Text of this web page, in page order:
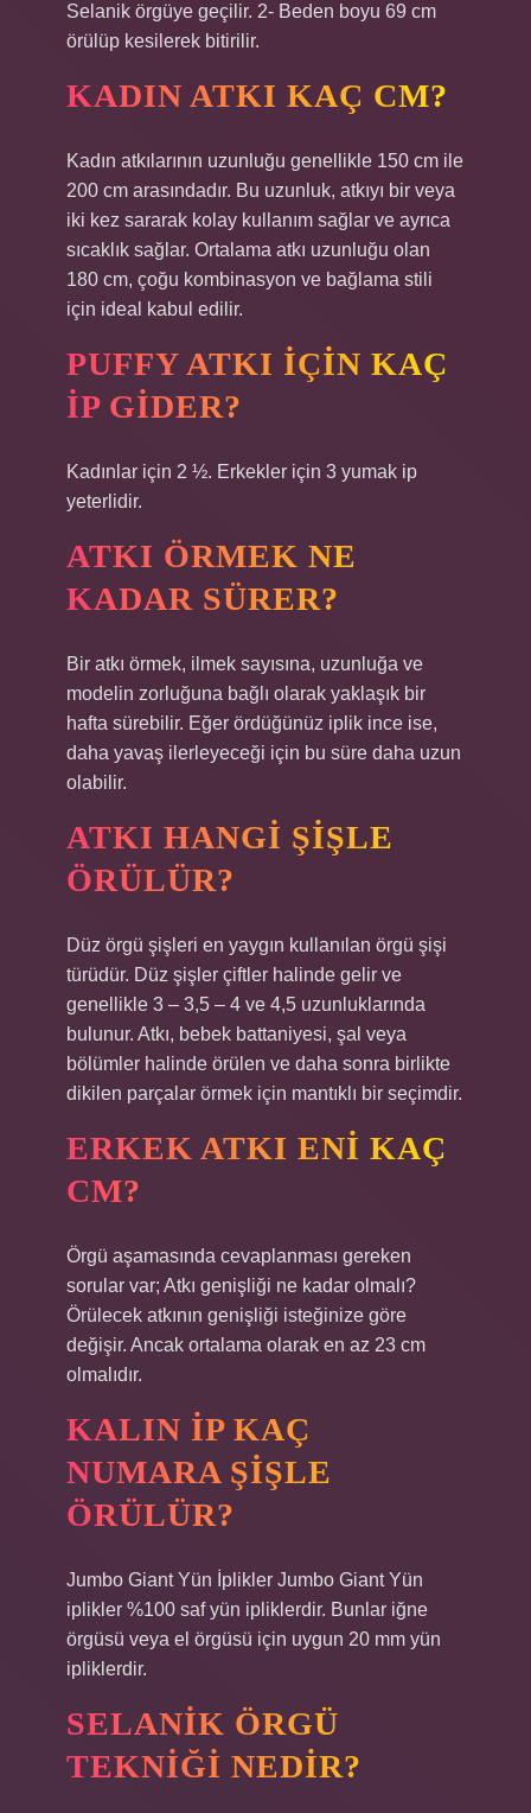
Selanik örgüye geçilir. 2- Beden boyu 69 cm
örülüp kesilerek bitirilir.
KADIN ATKI KAÇ CM?
Kadın atkılarının uzunluğu genellikle 150 cm ile
200 cm arasındadır. Bu uzunluk, atkıyı bir veya
iki kez sararak kolay kullanım sağlar ve ayrıca
sıcaklık sağlar. Ortalama atkı uzunluğu olan
180 cm, çoğu kombinasyon ve bağlama stili
için ideal kabul edilir.
PUFFY ATKI IÇIN KAÇ
IP GIDER?
Kadınlar için 2 ½. Erkekler için 3 yumak ip
yeterlidir.
ATKI ÖRMEK NE
KADAR SÜRER?
Bir atkı örmek, ilmek sayısına, uzunluğa ve
modelin zorluğuna bağlı olarak yaklaşık bir
hafta sürebilir. Eğer ördüğünüz iplik ince ise,
daha yavaş ilerleyeceği için bu süre daha uzun
olabilir.
ATKI HANGI ŞIŞLE
ÖRÜLÜR?
Düz örgü şişleri en yaygın kullanılan örgü şişi
türüdür. Düz şişler çiftler halinde gelir ve
genellikle 3 – 3,5 – 4 ve 4,5 uzunluklarında
bulunur. Atkı, bebek battaniyesi, şal veya
bölümler halinde örülen ve daha sonra birlikte
dikilen parçalar örmek için mantıklı bir seçimdir.
ERKEK ATKI ENI KAÇ
CM?
Örgü aşamasında cevaplanması gereken
sorular var; Atkı genişliği ne kadar olmalı?
Örülecek atkının genişliği isteğinize göre
değişir. Ancak ortalama olarak en az 23 cm
olmalıdır.
KALIN IP KAÇ
NUMARA ŞIŞLE
ÖRÜLÜR?
Jumbo Giant Yün İplikler Jumbo Giant Yün
iplikler %100 saf yün ipliklerdir. Bunlar iğne
örgüsü veya el örgüsü için uygun 20 mm yün
ipliklerdir.
SELANIK ÖRGÜ
TEKNIĞI NEDIR?